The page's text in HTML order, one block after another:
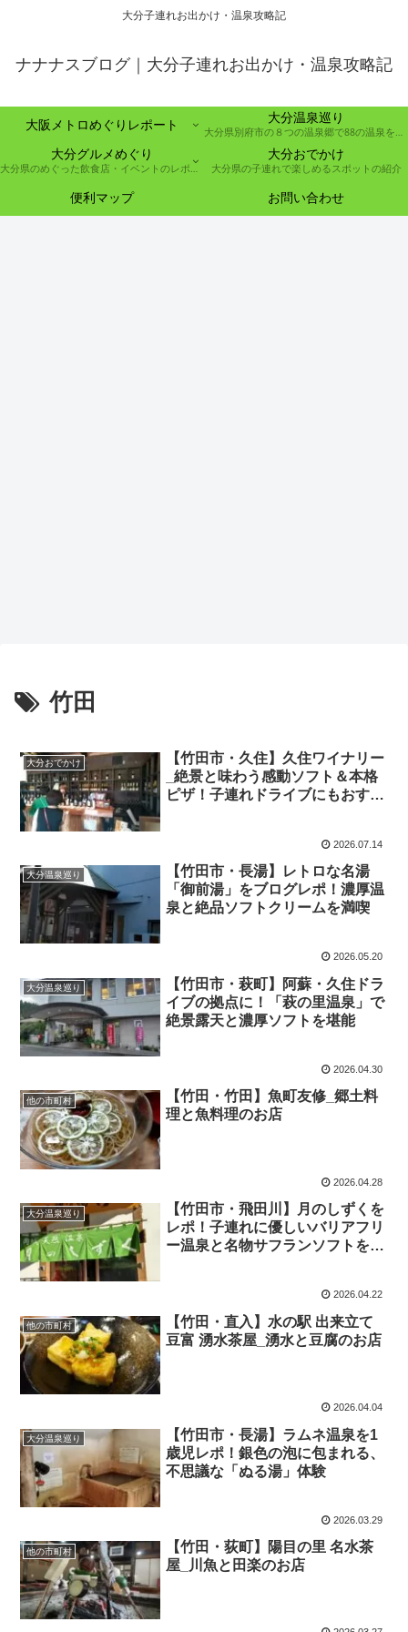
大分子連れお出かけ・温泉攻略記
ナナナスブログ｜大分子連れお出かけ・温泉攻略記
大阪メトロめぐりレポート 大分温泉巡り
大分県別府市の８つの温泉郷で88の温泉を巡る取り組み
大分グルメめぐり
大分県のめぐった飲食店・イベントのレポート
大分おでかけ
大分県の子連れで楽しめるスポットの紹介
便利マップ お問い合わせ
竹田
大分おでかけ
【竹田市・久住】久住ワイナリー
_絶景と味わう感動ソフト＆本格
ピザ！子連れドライブにもおすす
2026.07.14
大分温泉巡り
【竹田市・長湯】レトロな名湯
「御前湯」をブログレポ！濃厚温
泉と絶品ソフトクリームを満喫
2026.05.20
大分温泉巡り
【竹田市・萩町】阿蘇・久住ドラ
イブの拠点に！「萩の里温泉」で
絶景露天と濃厚ソフトを堪能
2026.04.30
他の市町村
【竹田・竹田】魚町友修_郷土料
理と魚料理のお店
2026.04.28
大分温泉巡り
【竹田市・飛田川】月のしずくを
レポ！子連れに優しいバリアフリ
ー温泉と名物サフランソフトを堪
2026.04.22
他の市町村
【竹田・直入】水の駅 出来立て
豆富 湧水茶屋_湧水と豆腐のお店
2026.04.04
大分温泉巡り
【竹田市・長湯】ラムネ温泉を1
歳児レポ！銀色の泡に包まれる、
不思議な「ぬる湯」体験
2026.03.29
他の市町村
【竹田・荻町】陽目の里 名水茶
屋_川魚と田楽のお店